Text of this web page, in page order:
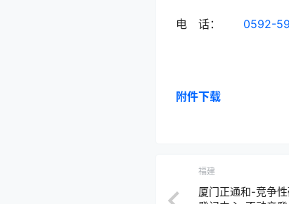
电 话： 0592-
附件下载
福建
厦门正通和-竞争